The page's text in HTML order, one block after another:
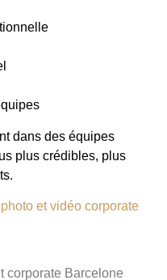
dans des équipes
plus crédibles, plus
et vidéo corporate